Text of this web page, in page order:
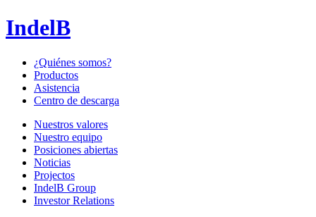
IndelB
¿Quiénes somos?
Productos
Asistencia
Centro de descarga
Nuestros valores
Nuestro equipo
Posiciones abiertas
Noticias
Projectos
IndelB Group
Investor Relations